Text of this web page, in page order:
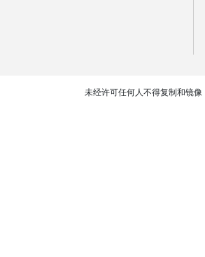
未经许可任何人不得复制和镜